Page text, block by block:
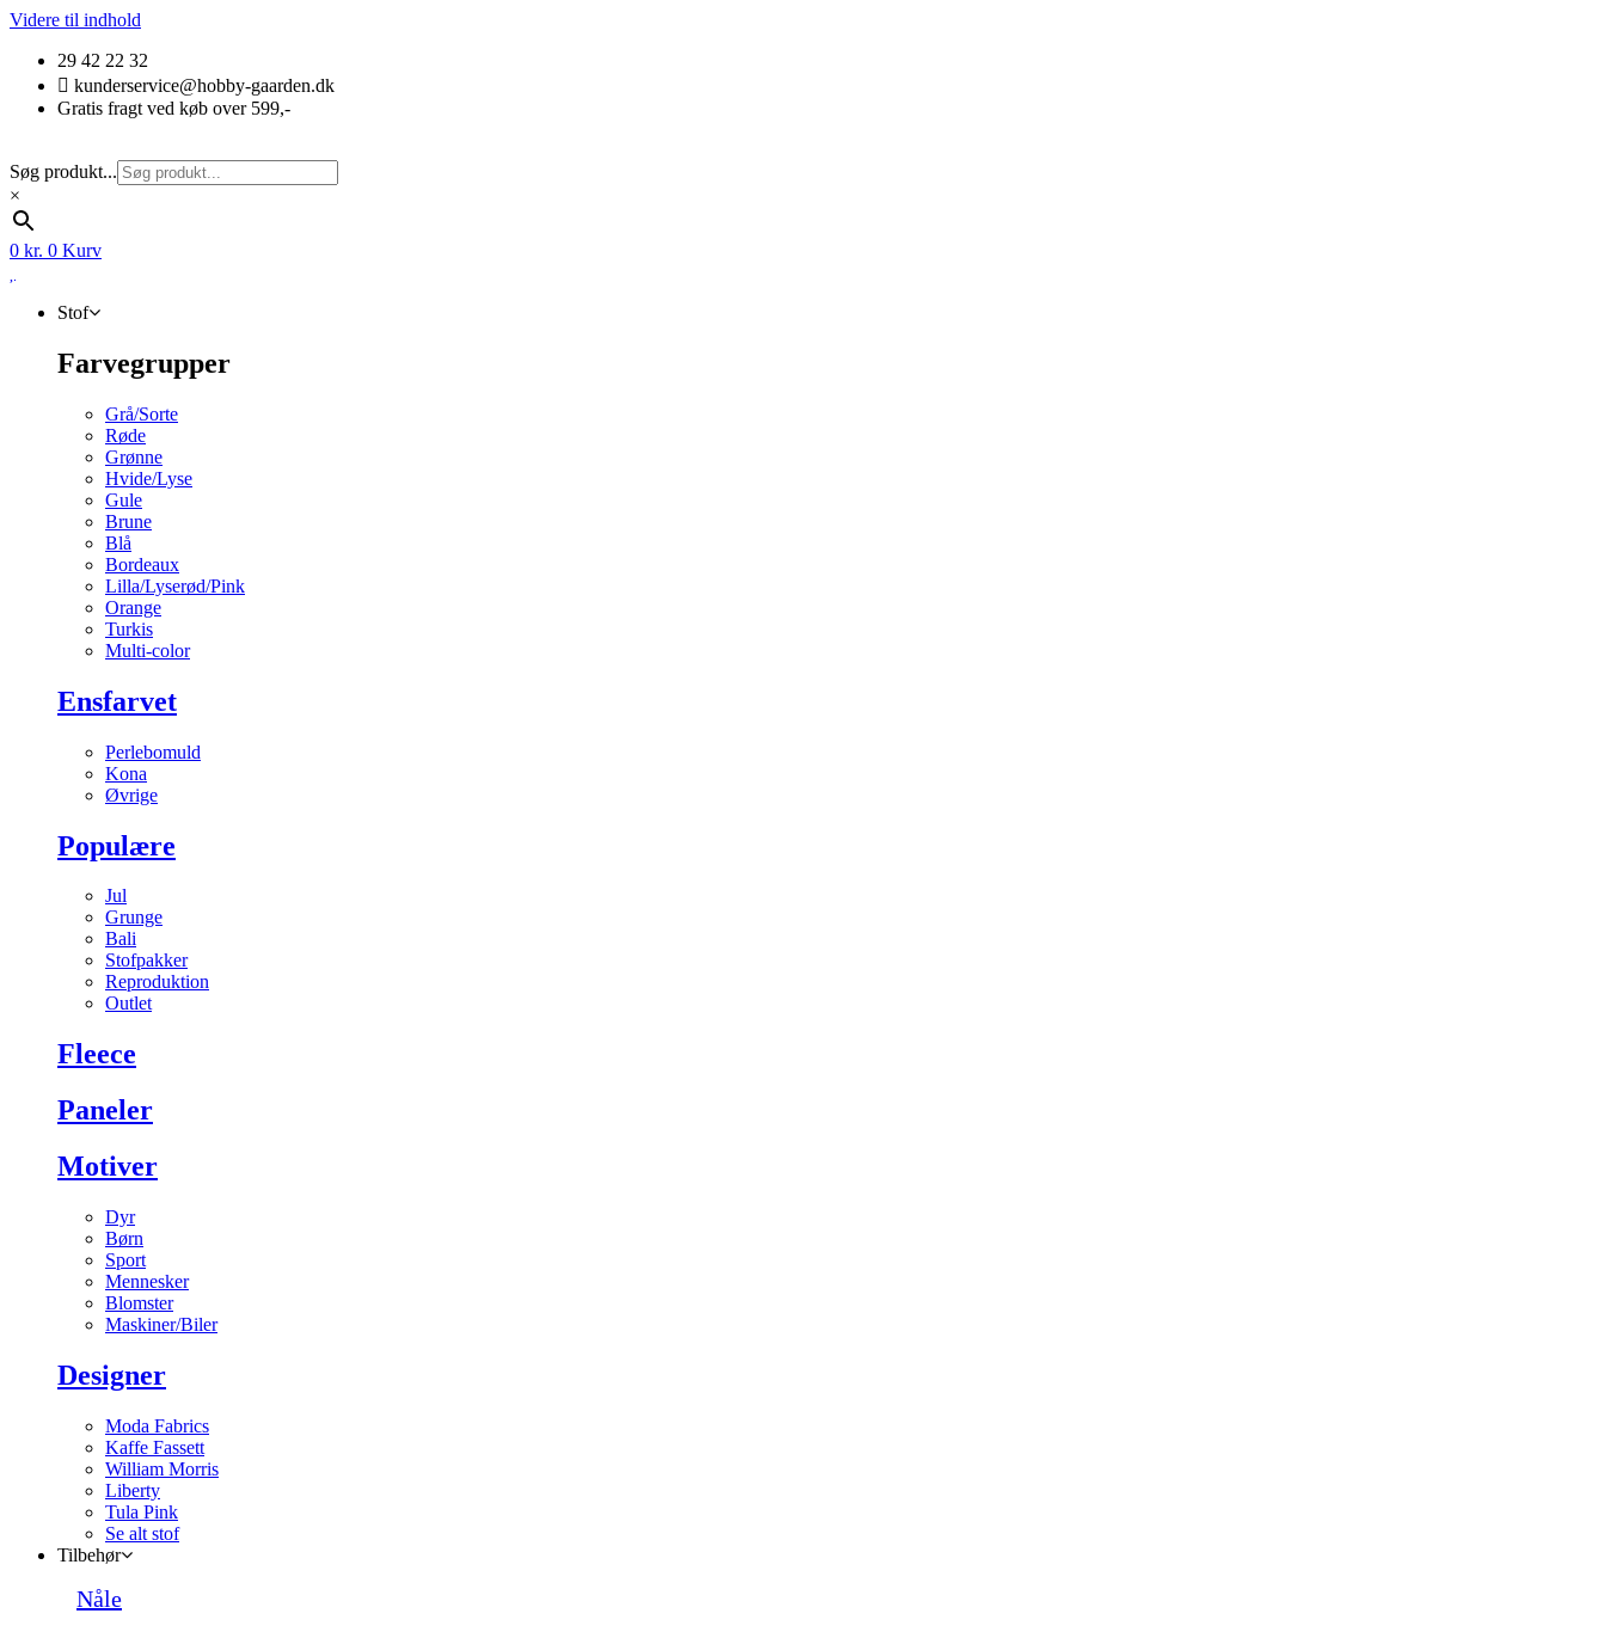
Videre til indhold
29 42 22 32
kunderservice@hobby-gaarden.dk
Gratis fragt ved køb over 599,-
Søg produkt...
×
0 kr. 0 Kurv
Stof
Farvegrupper
Grå/Sorte
Røde
Grønne
Hvide/Lyse
Gule
Brune
Blå
Bordeaux
Lilla/Lyserød/Pink
Orange
Turkis
Multi-color
Ensfarvet
Perlebomuld
Kona
Øvrige
Populære
Jul
Grunge
Bali
Stofpakker
Reproduktion
Outlet
Fleece
Paneler
Motiver
Dyr
Børn
Sport
Mennesker
Blomster
Maskiner/Biler
Designer
Moda Fabrics
Kaffe Fassett
William Morris
Liberty
Tula Pink
Se alt stof
Tilbehør
Nåle